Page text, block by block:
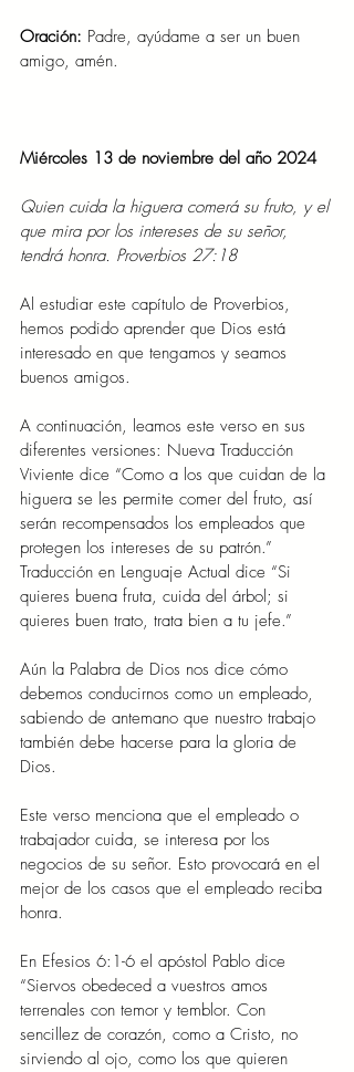
Oración: Padre, ayúdame a ser un buen
amigo, amén.
Miércoles 13 de noviembre del año 2024
Quien cuida la higuera comerá su fruto, y el
que mira por los intereses de su señor,
tendrá honra. Proverbios 27:18
Al estudiar este capítulo de Proverbios,
hemos podido aprender que Dios está
interesado en que tengamos y seamos
buenos amigos.
A continuación, leamos este verso en sus
diferentes versiones: Nueva Traducción
Viviente dice “Como a los que cuidan de la
higuera se les permite comer del fruto, así
serán recompensados los empleados que
protegen los intereses de su patrón.”
Traducción en Lenguaje Actual dice “Si
quieres buena fruta, cuida del árbol; si
quieres buen trato, trata bien a tu jefe.”
Aún la Palabra de Dios nos dice cómo
debemos conducirnos como un empleado,
sabiendo de antemano que nuestro trabajo
también debe hacerse para la gloria de
Dios.
Este verso menciona que el empleado o
trabajador cuida, se interesa por los
negocios de su señor. Esto provocará en el
mejor de los casos que el empleado reciba
honra.
En Efesios 6:1-6 el apóstol Pablo dice
“Siervos obedeced a vuestros amos
terrenales con temor y temblor. Con
sencillez de corazón, como a Cristo, no
sirviendo al ojo, como los que quieren